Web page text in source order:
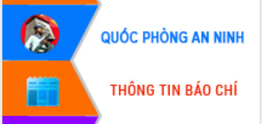
Xây dựng nền hành chính số đồng
hành cùng nông dân dân, doanh nghiệp
Giai đoạn 2026-2030, Đắk Lắk phấn
đấu có 77% xã đạt chuẩn nông thôn
Chuyển đổi số 'mở đường' cho nông
nghiệp Đắk Lắk tăng trưởng bứt phá
Triển khai đồng bộ đo đạc, lập hồ sơ
địa chính, hoàn thiện cơ sở dữ liệu đất
đai